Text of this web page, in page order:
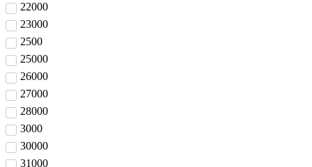
22000
23000
2500
25000
26000
27000
28000
3000
30000
31000